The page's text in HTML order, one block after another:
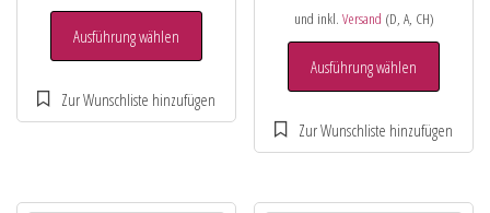
Ausführung wählen
und inkl. Versand (D, A, CH)
Ausführung wählen